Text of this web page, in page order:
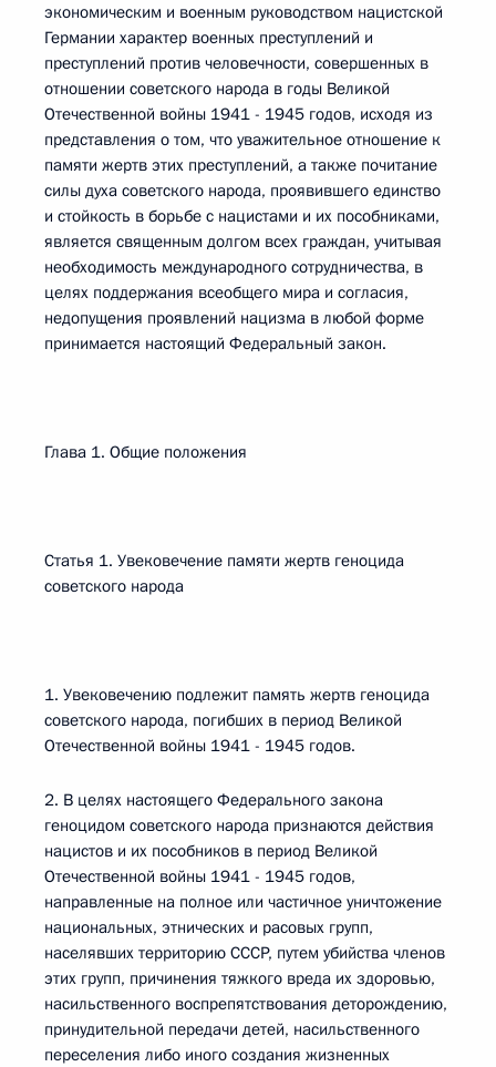
экономическим и военным руководством нацистской
Германии характер военных преступлений и
преступлений против человечности, совершенных в
отношении советского народа в годы Великой
Отечественной войны 1941 - 1945 годов, исходя из
представления о том, что уважительное отношение к
памяти жертв этих преступлений, а также почитание
силы духа советского народа, проявившего единство
и стойкость в борьбе с нацистами и их пособниками,
является священным долгом всех граждан, учитывая
необходимость международного сотрудничества, в
целях поддержания всеобщего мира и согласия,
недопущения проявлений нацизма в любой форме
принимается настоящий Федеральный закон.
Глава 1. Общие положения
Статья 1. Увековечение памяти жертв геноцида
советского народа
1. Увековечению подлежит память жертв геноцида
советского народа, погибших в период Великой
Отечественной войны 1941 - 1945 годов.
2. В целях настоящего Федерального закона
геноцидом советского народа признаются действия
нацистов и их пособников в период Великой
Отечественной войны 1941 - 1945 годов,
направленные на полное или частичное уничтожение
национальных, этнических и расовых групп,
населявших территорию СССР, путем убийства членов
этих групп, причинения тяжкого вреда их здоровью,
насильственного воспрепятствования деторождению,
принудительной передачи детей, насильственного
переселения либо иного создания жизненных